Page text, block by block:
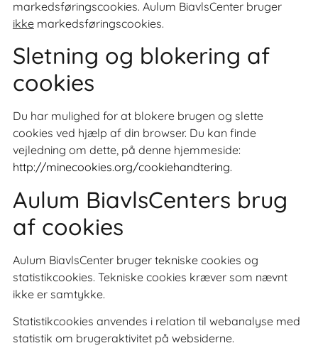
markedsføringscookies. Aulum BiavlsCenter bruger
ikkemarkedsføringscookies.
Sletning og blokering af
cookies
Du har mulighed for at blokere brugen og slette
cookies ved hjælp af din browser. Du kan finde
vejledning om dette, på denne hjemmeside:
http://minecookies.org/cookiehandtering.
Aulum BiavlsCenters brug
af cookies
Aulum BiavlsCenter bruger tekniske cookies og
statistikcookies. Tekniske cookies kræver som nævnt
ikke er samtykke.
Statistikcookies anvendes i relation til webanalyse med
statistik om brugeraktivitet på websiderne.